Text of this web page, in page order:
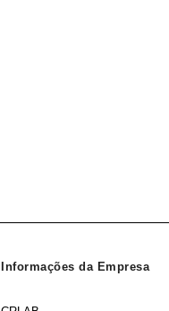
Informações da Empresa